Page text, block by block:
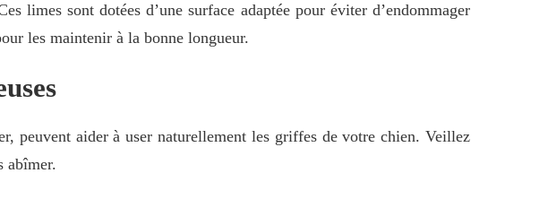
limes sont dotées d’une surface adaptée pour éviter d’endommager
les maintenir à la bonne longueur.
peuvent aider à user naturellement les griffes de votre chien. Veillez
abîmer.